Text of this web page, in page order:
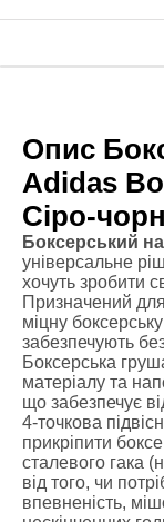
Опис
Adidas
Сіро-
Боксерський
універсальне
хочуть зробити
Призначений
міцну
забезпечують
Боксерська
матеріалу та
що забезпечує
4-точкова
прикріпити
сталевого гака
від того, чи
впевненість,